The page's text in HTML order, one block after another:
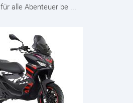
alle Abenteuer be ...